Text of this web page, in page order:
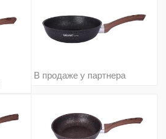
В продаже у партнера